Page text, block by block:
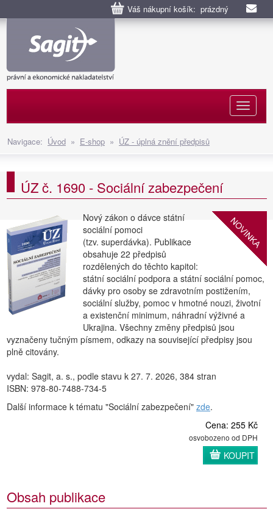
Váš nákupní košík: prázdný
Navigace: Úvod » E-shop » ÚZ - úplná znění předpisů
ÚZ č. 1690 - Sociální zabezpečení
NOVINKA
Nový zákon o dávce státní
sociální pomoci
(tzv. superdávka). Publikace
obsahuje 22 předpisů
rozdělených do těchto kapitol:
státní sociální podpora a státní sociální pomoc,
dávky pro osoby se zdravotním postižením,
sociální služby, pomoc v hmotné nouzi, životní
a existenční minimum, náhradní výživné a
Ukrajina. Všechny změny předpisů jsou
vyznačeny tučným písmem, odkazy na související předpisy jsou
plně citovány.
vydal: Sagit, a. s., podle stavu k 27. 7. 2026, 384 stran
ISBN: 978-80-7488-734-5
Další informace k tématu "Sociální zabezpečení" zde.
Cena: 255 Kč
osvobozeno od DPH
KOUPIT
Obsah publikace